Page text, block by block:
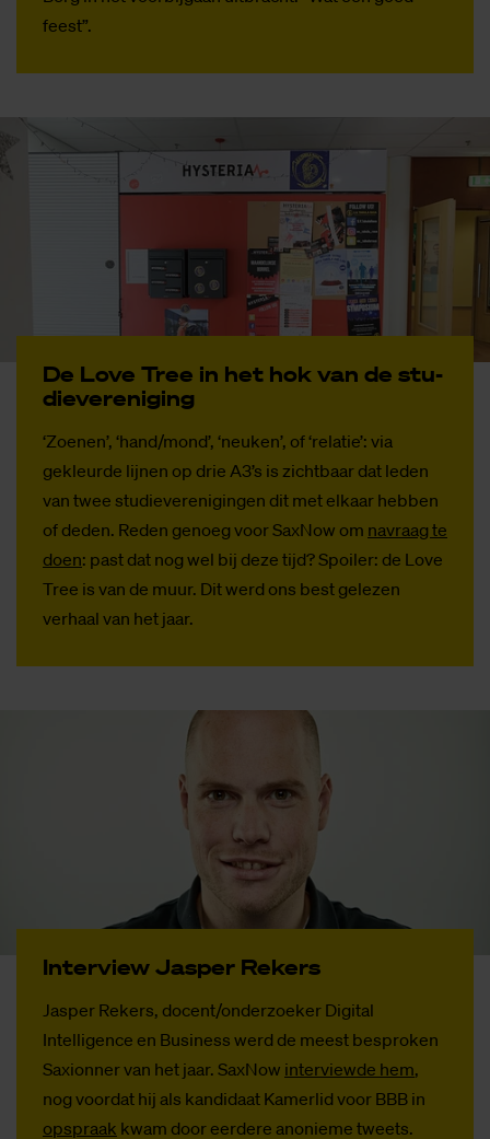
feest”.
De Love Tree in het hok van de stu­
die­ver­e­ni­ging
‘Zoenen’, ‘hand/mond’, ‘neuken’, of ‘relatie’: via
gekleurde lijnen op drie A3’s is zichtbaar dat leden
van twee studieverenigingen dit met elkaar hebben
of deden. Reden genoeg voor SaxNow om navraag te
doen: past dat nog wel bij deze tijd? Spoiler: de Love
Tree is van de muur. Dit werd ons best gelezen
verhaal van het jaar.
In­ter­view Jas­per Re­kers
Jasper Rekers, docent/onderzoeker Digital
Intelligence en Business werd de meest besproken
Saxionner van het jaar. SaxNow interviewde hem,
nog voordat hij als kandidaat Kamerlid voor BBB in
opspraak kwam door eerdere anonieme tweets.